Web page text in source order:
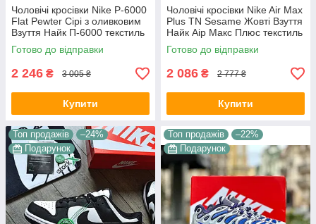
Чоловічі кросівки Nike P-6000
Flat Pewter Сірі з оливковим
Взуття Найк П-6000 текстиль
сітка повсякденні демісезон
Готово до відправки
2 246 ₴ 3 005 ₴
Купити
Чоловічі кросівки Nike Air Max
Plus TN Sesame Жовті Взуття
Найк Аір Макс Плюс текстиль
шкіра демісезон
Готово до відправки
2 086 ₴ 2 777 ₴
Купити
Топ продажів
–24%
Подарунок
Топ продажів
–22%
Подарунок